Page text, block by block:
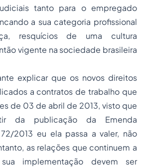
tanto para o empregado
a sua categoria profissional
resquícios de uma cultura
vigente na sociedade brasileira
explicar que os novos direitos
a contratos de trabalho que
de 03 de abril de 2013, visto que
da publicação da Emenda
2013 eu ela passa a valer, não
as relações que continuem a
implementação devem ser